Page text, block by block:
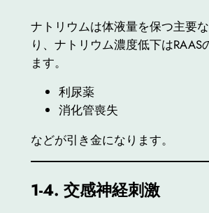
ナトリウムは体液量を保つ主要
り、ナトリウム濃度低下はRAAS
ます。
利尿薬
消化管喪失
などが引き金になります。
1-4. 交感神経刺激